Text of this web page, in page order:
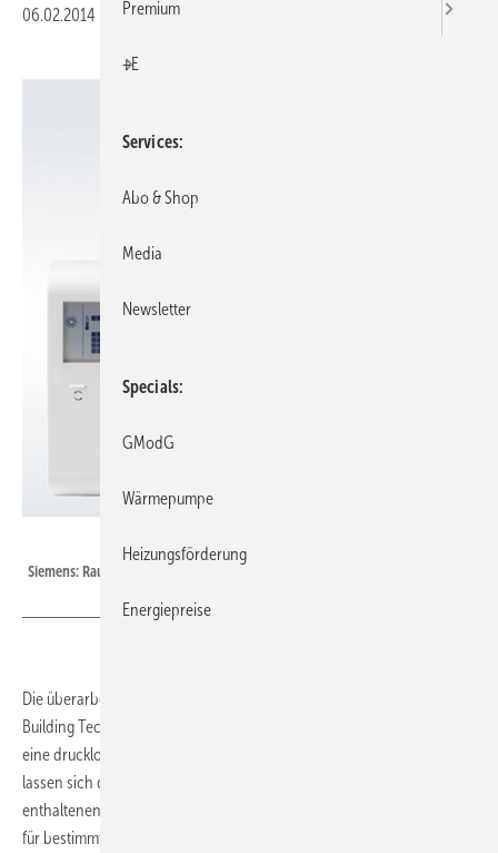
06.02.2014 Veröffentlicht in
Siemens: Raumthermostate RDD und RDE.
Die überarbeiteten RDD/RDE-Raumthermostate der Siemens-Division
Building Technologies ermöglichen über kapazitive Touch-Elemente
eine drucklose Bedienung. Auf übersichtlich gestalteten Displays
lassen sich die aktuellen Werte ablesen. Mit den in der RDE-Linie
enthaltenen Zeit- und Ferienprogrammen kann die Raumtemperatur
für bestimmte Zeitabschnitte vorgegeben werden. Die Thermostate
Premium
+E
Services
Abo & Shop
Media
Newsletter
Specials
GModG
Wärmepumpe
Heizungsförderung
Energiepreise